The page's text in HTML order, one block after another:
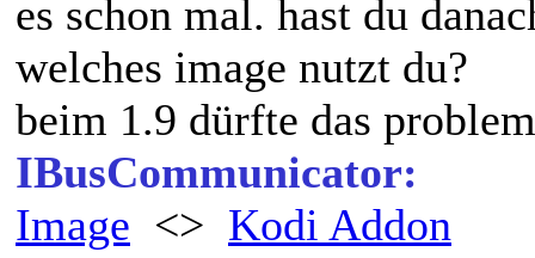
Wohnort: LKR
#2
12.02.2017, 18:01
muss man per